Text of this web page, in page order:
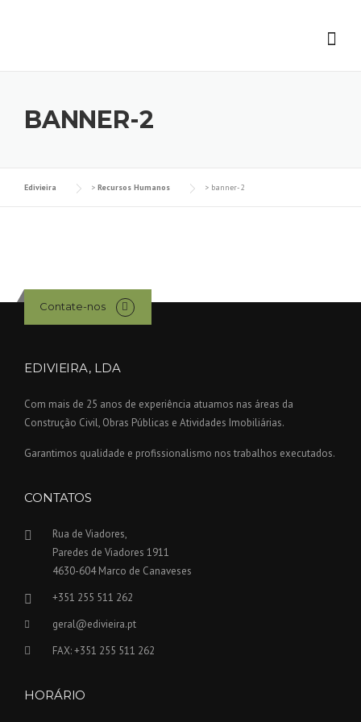
BANNER-2
Edivieira > Recursos Humanos > banner-2
Contate-nos
EDIVIEIRA, LDA
Com mais de 25 anos de experiência atuamos nas áreas da
Construção Civil, Obras Públicas e Atividades Imobiliárias.
Garantimos qualidade e profissionalismo nos trabalhos executados.
CONTATOS
Rua de Viadores,
Paredes de Viadores 1911
4630-604 Marco de Canaveses
+351 255 511 262
geral@edivieira.pt
FAX: +351 255 511 262
HORÁRIO